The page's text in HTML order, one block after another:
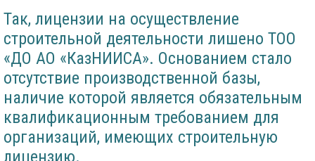
Так, лицензии на осуществление
строительной деятельности лишено ТОО
«ДО АО «КазНИИСА». Основанием стало
отсутствие производственной базы,
наличие которой является обязательным
квалификационным требованием для
организаций, имеющих строительную
лицензию.